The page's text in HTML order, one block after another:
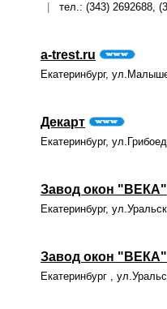
тел.: (343) 2692688,
a-trest.ru
Екатеринбург,
Декарт
Екатеринбург,
Завод окон "ВЕКА"
Екатеринбург,
Завод окон
Екатеринбург ,